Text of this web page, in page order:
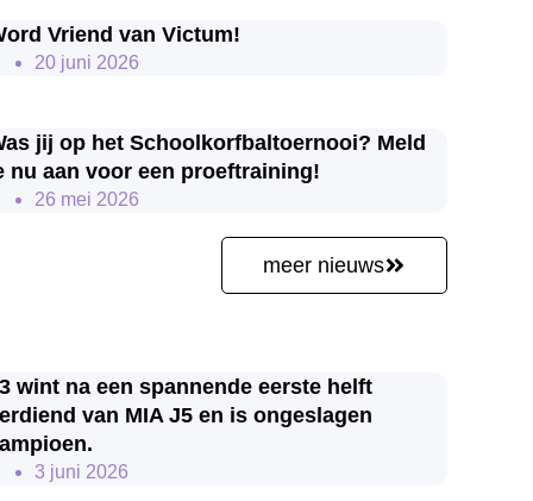
Vriend van Victum!
20 juni 2026
jij op het Schoolkorfbaltoernooi? Meld
nu aan voor een proeftraining!
26 mei 2026
meer nieuws
wint na een spannende eerste helft
van MIA J5 en is ongeslagen
3 juni 2026